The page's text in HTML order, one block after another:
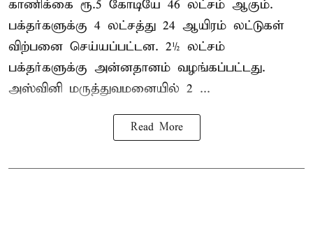
காணிக்கை ரூ.5 கோடியே 46 லட்சம் ஆகும்.
பக்தர்களுக்கு 4 லட்சத்து 24 ஆயிரம் லட்டுகள்
விற்பனை செய்யப்பட்டன. 2½ லட்சம்
பக்தர்களுக்கு அன்னதானம் வழங்கப்பட்டது.
அஸ்வினி மருத்துவமனையில் 2 ...
Read More